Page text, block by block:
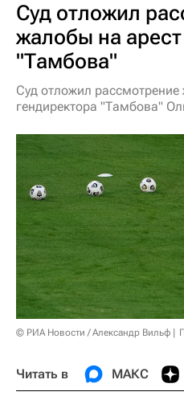
Суд отложил
жалобы на
"Тамбова"
Суд отложил
гендиректора "Тамбова"
© РИА Новости / Александр Вильф
Читать в МАКС